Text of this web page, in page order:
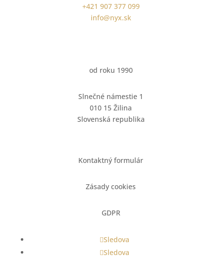
+421 907 377 099
info@nyx.sk
od roku 1990
Slnečné námestie 1
010 15 Žilina
Slovenská republika
Kontaktný formulár
Zásady cookies
GDPR
Sledova
Sledova